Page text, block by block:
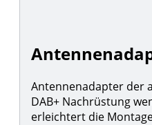
Antennenadapter der
DAB+ Nachrüstung
erleichtert die